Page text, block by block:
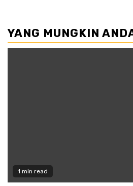
YANG MUNGKIN
1 min read